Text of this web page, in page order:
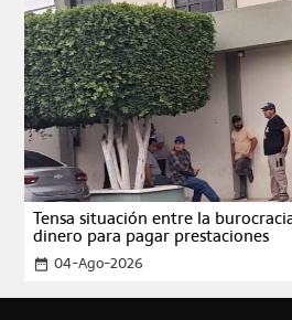
Tensa situación entre la
dinero para pagar prestaciones
date_range 04-Ago-2026